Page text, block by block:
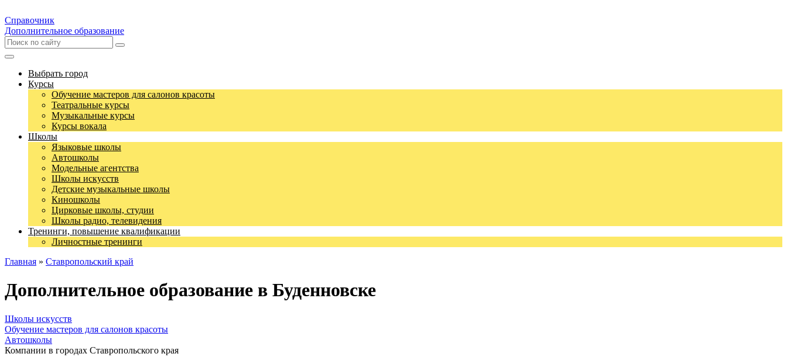
Справочник
Дополнительное образование
Выбрать город
Курсы
Обучение мастеров для салонов красоты
Театральные курсы
Музыкальные курсы
Курсы вокала
Школы
Языковые школы
Автошколы
Модельные агентства
Школы искусств
Детские музыкальные школы
Киношколы
Цирковые школы, студии
Школы радио, телевидения
Тренинги, повышение квалификации
Личностные тренинги
Главная » Ставропольский край
Дополнительное образование в Буденновске
Школы искусств
Обучение мастеров для салонов красоты
Автошколы
Компании в городах Ставропольского края